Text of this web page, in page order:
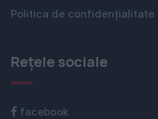
Politica de confidențialitate
Rețele sociale
facebook